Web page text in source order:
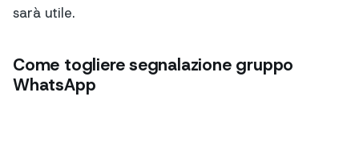
sarà utile.
Come togliere segnalazione gruppo
WhatsApp